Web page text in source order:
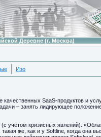
Деревне (г. Москва)
Изо
SaaS-продуктов и
– занять лидирующее
учетом кризисных явлений).
же, как и у Softline, когда она